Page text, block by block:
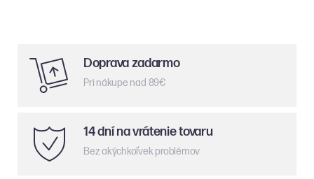
Doprava zadarmo
Pri nákupe nad 89€
14 dní na vrátenie tovaru
Bez akýchkoľvek problémov